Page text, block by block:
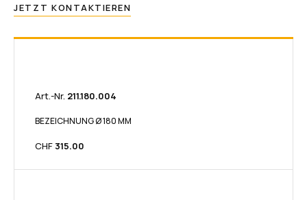
JETZT KONTAKTIEREN
Art.-Nr. 211.180.004​​
BEZEICHNUNG Ø 180 MM
CHF 315.00